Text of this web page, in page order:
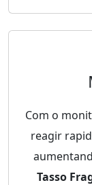
Com o
reagir
Tasso